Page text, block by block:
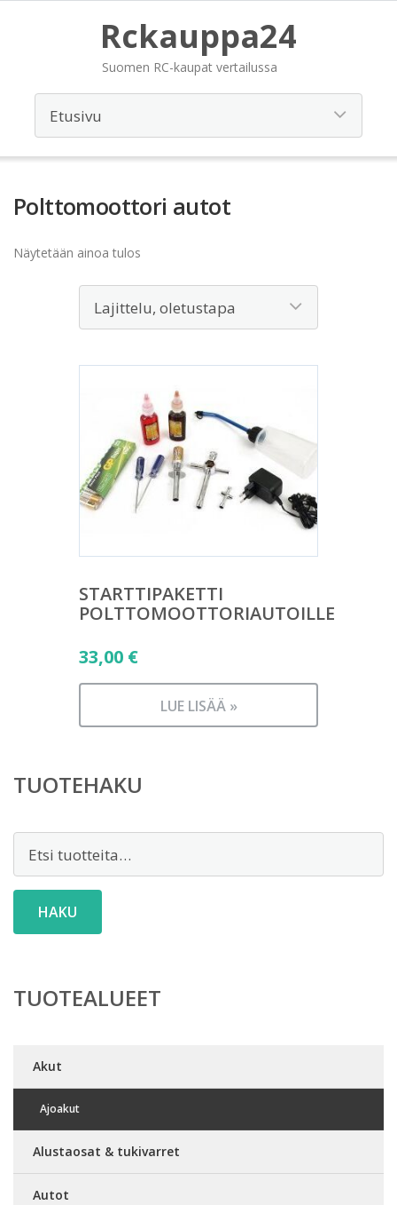
Rckauppa24
Suomen RC-kaupat vertailussa
Polttomoottori autot
Näytetään ainoa tulos
STARTTIPAKETTI
POLTTOMOOTTORIAUTOILLE
33,00 €
LUE LISÄÄ »
TUOTEHAKU
HAKU
TUOTEALUEET
Akut
Ajoakut
Alustaosat & tukivarret
Autot